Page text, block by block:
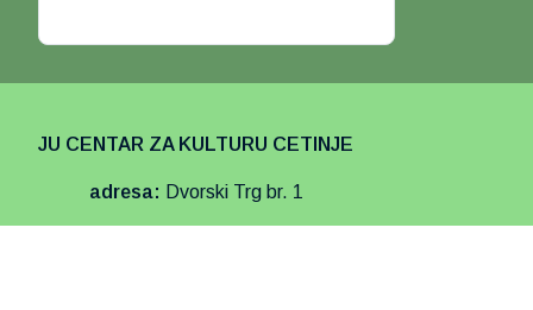
JU CENTAR ZA KULTURU CETINJE
adresa: Dvorski Trg br. 1